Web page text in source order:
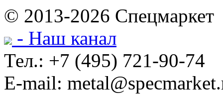
© 2013-2026 Спецмаркет
- Наш канал
Тел.: +7 (495) 721-90-74
E-mail: